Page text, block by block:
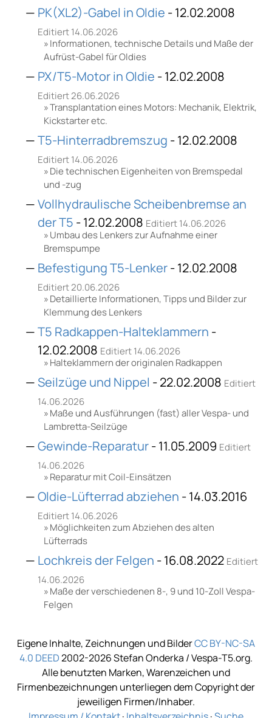
PK(XL2)-Gabel in Oldie - 12.02.2008
Editiert 14.06.2026
Informationen, technische Details und Maße der
Aufrüst-Gabel für Oldies
PX/T5-Motor in Oldie - 12.02.2008
Editiert 26.06.2026
Transplantation eines Motors: Mechanik, Elektrik,
Kickstarter etc.
T5-Hinterradbremszug - 12.02.2008
Editiert 14.06.2026
Die technischen Eigenheiten von Bremspedal
und -zug
Vollhydraulische Scheibenbremse an
der T5 - 12.02.2008 Editiert 14.06.2026
Umbau des Lenkers zur Aufnahme einer
Bremspumpe
Befestigung T5-Lenker- 12.02.2008
Editiert 20.06.2026
Detaillierte Informationen, Tipps und Bilder zur
Klemmung des Lenkers
T5 Radkappen-Halteklammern -
12.02.2008 Editiert 14.06.2026
Halteklammern der originalen Radkappen
Seilzüge und Nippel - 22.02.2008 Editiert
14.06.2026
Maße und Ausführungen (fast) aller Vespa- und
Lambretta-Seilzüge
Gewinde-Reparatur- 11.05.2009 Editiert
14.06.2026
Reparatur mit Coil-Einsätzen
Oldie-Lüfterrad abziehen - 14.03.2016
Editiert 14.06.2026
Möglichkeiten zum Abziehen des alten
Lüfterrads
Lochkreis der Felgen - 16.08.2022 Editiert
14.06.2026
Maße der verschiedenen 8-, 9 und 10-Zoll Vespa-
Felgen
Eigene Inhalte, Zeichnungen und BilderCC BY-NC-SA
4.0 DEED2002-2026 Stefan Onderka / Vespa-T5.org.
Alle benutzten Marken, Warenzeichen und
Firmenbezeichnungen unterliegen dem Copyright der
jeweiligen Firmen/Inhaber.